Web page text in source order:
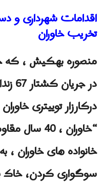
اقدامات شهرداری و
تخریب خاوران
منصوره بهکیش ، که
در
درکارزار توییتری
“خاوران ،
خانواده های خاوران
سوگواری کردن، خاک